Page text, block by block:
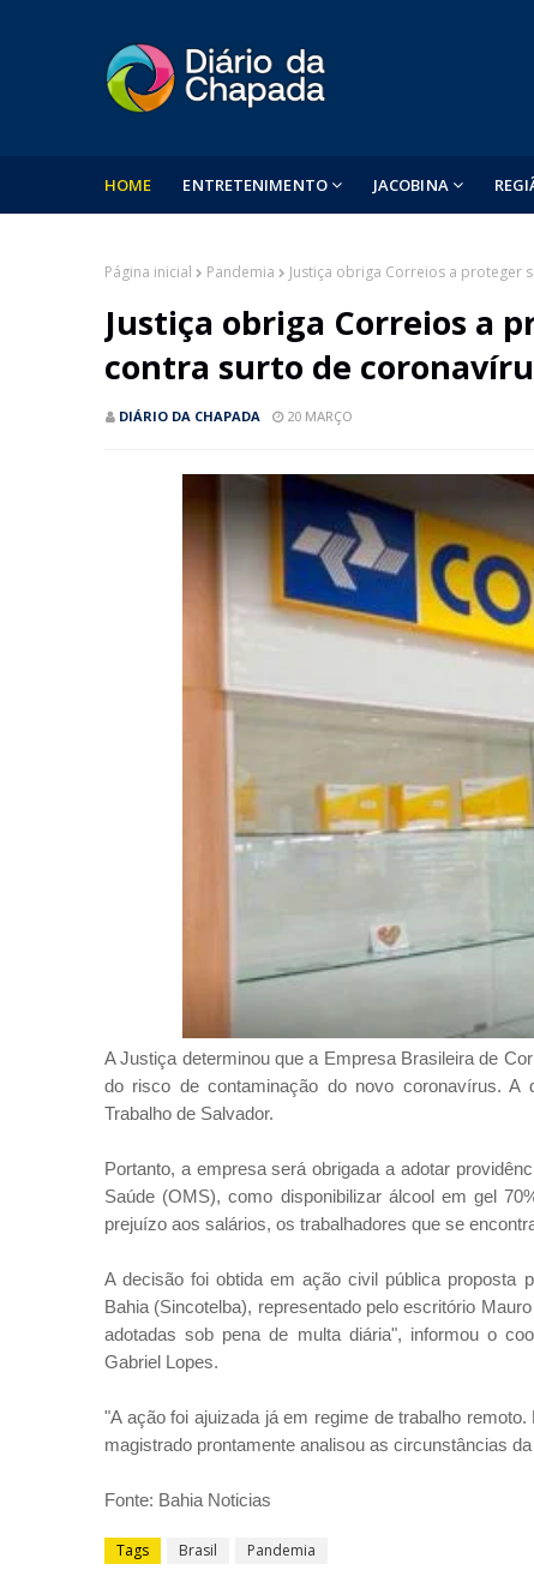
HOME ENTRETENIMENTO JACOBINA
Página inicial Pandemia Justiça obriga Correios a proteger
Justiça obriga Correios a
contra surto de
DIÁRIO DA CHAPADA 20 MARÇO
A Justiça determinou que a Empresa Brasileira de
do risco de contaminação do novo coronavírus. A
Trabalho de Salvador.
Portanto, a empresa será obrigada a adotar
Saúde (OMS), como disponibilizar álcool em gel
prejuízo aos salários, os trabalhadores que se
A decisão foi obtida em ação civil pública proposta
Bahia (Sincotelba), representado pelo escritório
adotadas sob pena de multa diária", informou o
Gabriel Lopes.
"A ação foi ajuizada já em regime de trabalho
magistrado prontamente analisou as circunstâncias
Fonte: Bahia Noticias
Tags Brasil Pandemia